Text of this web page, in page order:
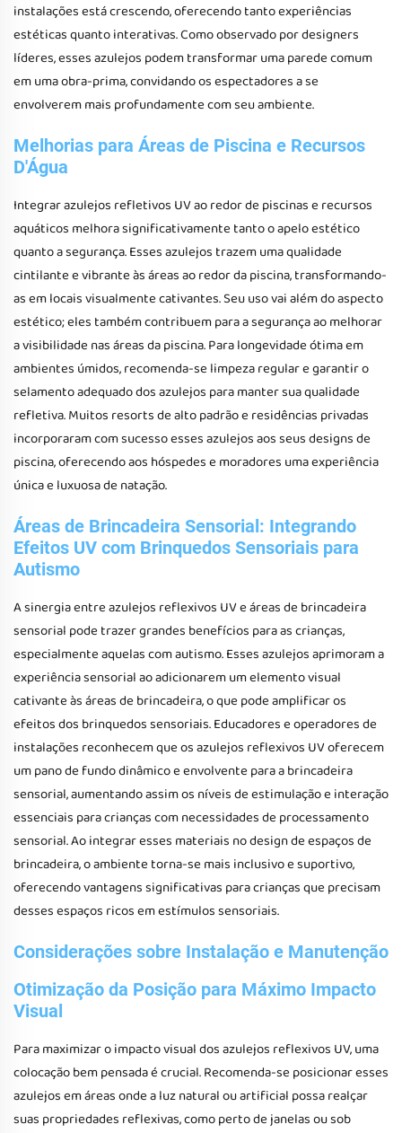
instalações está crescendo, oferecendo tanto experiências
estéticas quanto interativas. Como observado por designers
líderes, esses azulejos podem transformar uma parede comum
em uma obra-prima, convidando os espectadores a se
envolverem mais profundamente com seu ambiente.
Melhorias para Áreas de Piscina e Recursos
D'Água
Integrar azulejos refletivos UV ao redor de piscinas e recursos
aquáticos melhora significativamente tanto o apelo estético
quanto a segurança. Esses azulejos trazem uma qualidade
cintilante e vibrante às áreas ao redor da piscina, transformando-
as em locais visualmente cativantes. Seu uso vai além do aspecto
estético; eles também contribuem para a segurança ao melhorar
a visibilidade nas áreas da piscina. Para longevidade ótima em
ambientes úmidos, recomenda-se limpeza regular e garantir o
selamento adequado dos azulejos para manter sua qualidade
refletiva. Muitos resorts de alto padrão e residências privadas
incorporaram com sucesso esses azulejos aos seus designs de
piscina, oferecendo aos hóspedes e moradores uma experiência
única e luxuosa de natação.
Áreas de Brincadeira Sensorial: Integrando
Efeitos UV com Brinquedos Sensoriais para
Autismo
A sinergia entre azulejos reflexivos UV e áreas de brincadeira
sensorial pode trazer grandes benefícios para as crianças,
especialmente aquelas com autismo. Esses azulejos aprimoram a
experiência sensorial ao adicionarem um elemento visual
cativante às áreas de brincadeira, o que pode amplificar os
efeitos dos brinquedos sensoriais. Educadores e operadores de
instalações reconhecem que os azulejos reflexivos UV oferecem
um pano de fundo dinâmico e envolvente para a brincadeira
sensorial, aumentando assim os níveis de estimulação e interação
essenciais para crianças com necessidades de processamento
sensorial. Ao integrar esses materiais no design de espaços de
brincadeira, o ambiente torna-se mais inclusivo e suportivo,
oferecendo vantagens significativas para crianças que precisam
desses espaços ricos em estímulos sensoriais.
Considerações sobre Instalação e Manutenção
Otimização da Posição para Máximo Impacto
Visual
Para maximizar o impacto visual dos azulejos reflexivos UV, uma
colocação bem pensada é crucial. Recomenda-se posicionar esses
azulejos em áreas onde a luz natural ou artificial possa realçar
suas propriedades reflexivas, como perto de janelas ou sob